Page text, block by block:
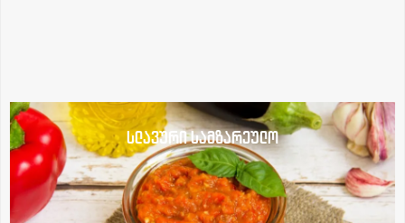
სლავური სამზარეულო